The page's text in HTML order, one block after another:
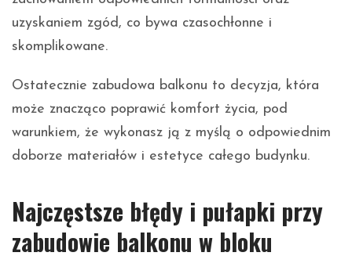
uzyskaniem zgód, co bywa czasochłonne i
skomplikowane.
Ostatecznie zabudowa balkonu to decyzja, która
może znacząco poprawić komfort życia, pod
warunkiem, że wykonasz ją z myślą o odpowiednim
doborze materiałów i estetyce całego budynku.
Najczęstsze błędy i pułapki przy
zabudowie balkonu w bloku